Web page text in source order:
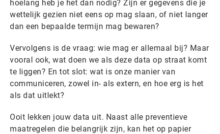
hoelang heb je het dan nodig? Zijn er gegevens die je
wettelijk gezien niet eens op mag slaan, of niet langer
dan een bepaalde termijn mag bewaren?
Vervolgens is de vraag: wie mag er allemaal bij? Maar
vooral ook, wat doen we als deze data op straat komt
te liggen? En tot slot: wat is onze manier van
communiceren, zowel in- als extern, en hoe erg is het
als dat uitlekt?
Ooit lekken jouw data uit. Naast alle preventieve
maatregelen die belangrijk zijn, kan het op papier